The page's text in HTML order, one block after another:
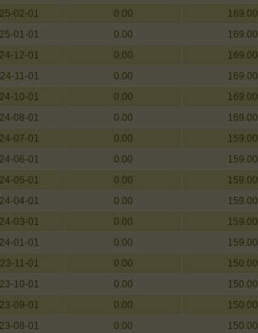
02-01
0.00
169.00
01-01
0.00
169.00
12-01
0.00
169.00
11-01
0.00
169.00
10-01
0.00
169.00
08-01
0.00
169.00
07-01
0.00
159.00
06-01
0.00
159.00
05-01
0.00
159.00
04-01
0.00
159.00
03-01
0.00
159.00
01-01
0.00
159.00
11-01
0.00
150.00
10-01
0.00
150.00
09-01
0.00
150.00
08-01
0.00
150.00